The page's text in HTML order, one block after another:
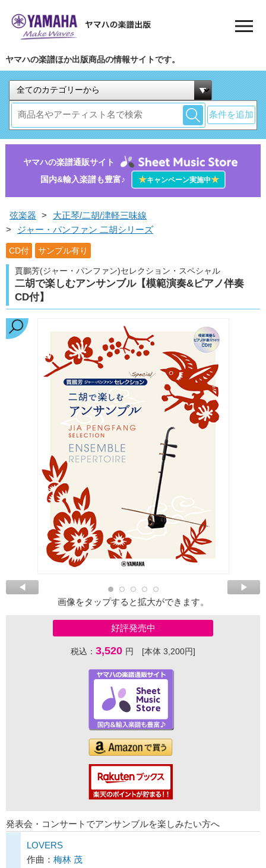
ヤマハの楽譜ほか出版商品の情報サイトです。
条件を追加
ヤマハの楽譜通販サイト
国内&輸入楽譜も豊富♪
★キャンペーン実施中★
弦楽器 >
大正琴/二胡/津軽三味線
>
ジャー・パンファン 二胡シリーズ
CD付 サンプル有り
賈鵬芳(ジャー・パンファン)セレクション・スペシャル
二胡で楽しむアンサンブル【模範演奏&ピアノ伴奏
CD付】
画像をタップすると拡大ができます。
好評発売中
税込： 3,520 円 [本体 3,200円]
発表会・コンサートでアンサンブルを楽しみたい方へ
LOVERS
作曲： 梅林 茂